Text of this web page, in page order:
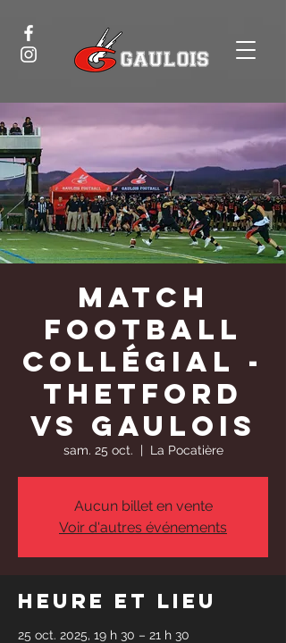
Match
football
collégial -
Thetford
vs Gaulois
sam. 25 oct.
  |
La Pocatière
Aucun billet en vente
Voir d'autres événements
Heure et lieu
25 oct. 2025, 19 h 30 – 21 h 30